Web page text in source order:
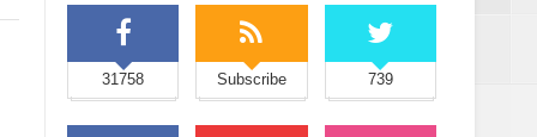
31758 Subscribe 739